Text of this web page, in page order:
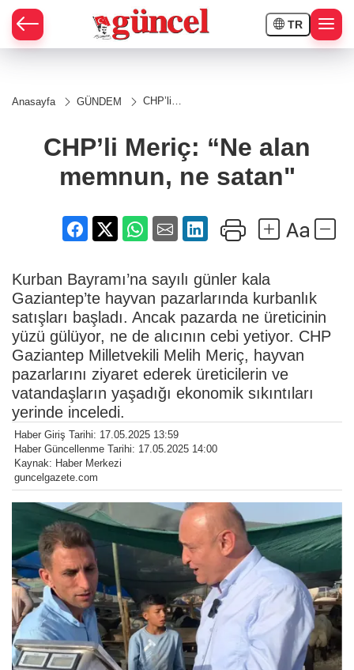
TR
Anasayfa GÜNDEM
CHP’li
memnun,
ne
CHP’li Meriç: “Ne alan
memnun, ne satan"
Kurban Bayramı’na sayılı günler kala
Gaziantep’te hayvan pazarlarında kurbanlık
satışları başladı. Ancak pazarda ne üreticinin
yüzü gülüyor, ne de alıcının cebi yetiyor. CHP
Gaziantep Milletvekili Melih Meriç, hayvan
pazarlarını ziyaret ederek üreticilerin ve
vatandaşların yaşadığı ekonomik sıkıntıları
yerinde inceledi.
Haber Giriş Tarihi: 17.05.2025 13:59
Haber Güncellenme Tarihi: 17.05.2025 14:00
Kaynak: Haber Merkezi
guncelgazete.com